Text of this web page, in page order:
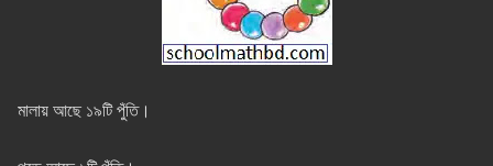
মালায় আছে ১৯টি পুঁতি।